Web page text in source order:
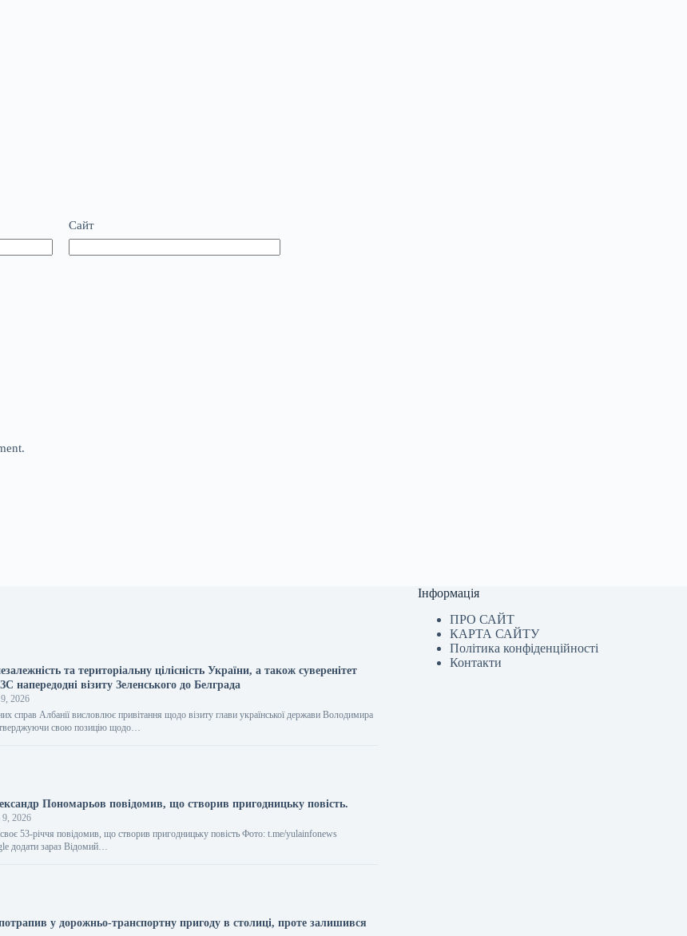
Сайт
та територіальну цілісність України, а також суверенітет
напередодні візиту Зеленського до Белграда
2026
справ Албанії висловлює привітання щодо візиту глави української держави Володимира
свою позицію щодо…
Пономарьов повідомив, що створив пригодницьку повість.
9, 2026
53-річчя повідомив, що створив пригодницьку повість Фото: t.me/yulainfonews
додати зараз Відомий…
у дорожньо-транспортну пригоду в столиці, проте залишився
Інформація
ПРО САЙТ
КАРТА САЙТУ
Політика конфіденційності
Контакти